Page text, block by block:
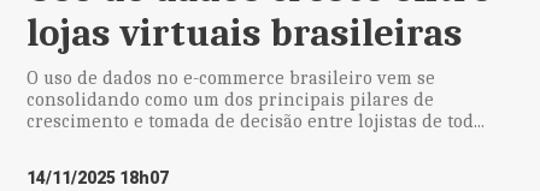
lojas virtuais brasileiras
O uso de dados no e-commerce brasileiro vem se
consolidando como um dos principais pilares de
crescimento e tomada de decisão entre lojistas de tod...
14/11/2025 18h07